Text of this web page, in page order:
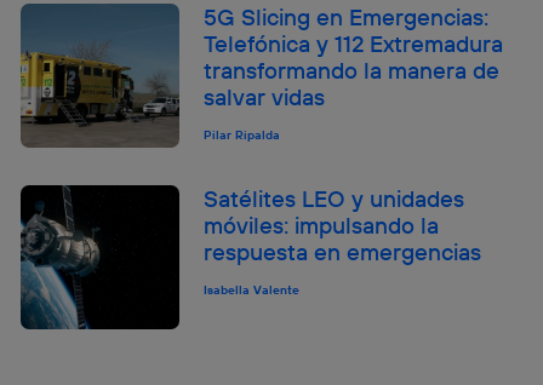
5G Slicing en Emergencias:
Telefónica y 112 Extremadura
transformando la manera de
salvar vidas
Pilar Ripalda
Satélites LEO y unidades
móviles: impulsando la
respuesta en emergencias
Isabella Valente